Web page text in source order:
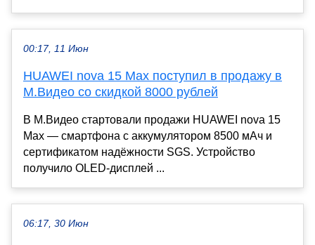
00:17, 11 Июн
HUAWEI nova 15 Max поступил в продажу в
М.Видео со скидкой 8000 рублей
В М.Видео стартовали продажи HUAWEI nova 15
Max — смартфона с аккумулятором 8500 мАч и
сертификатом надёжности SGS. Устройство
получило OLED-дисплей ...
06:17, 30 Июн